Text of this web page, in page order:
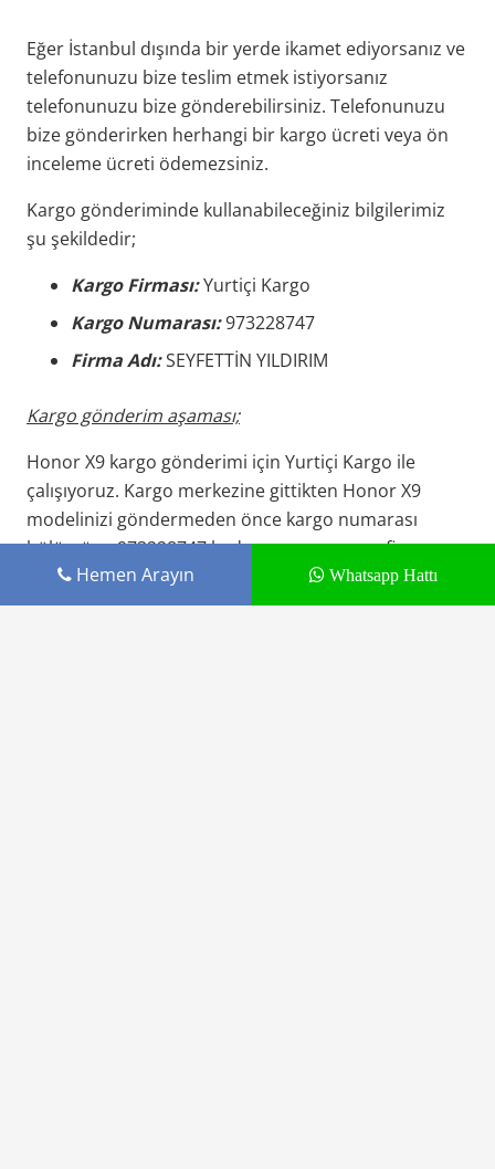
Eğer İstanbul dışında bir yerde ikamet ediyorsanız ve
telefonunuzu bize teslim etmek istiyorsanız
telefonunuzu bize gönderebilirsiniz. Telefonunuzu
bize gönderirken herhangi bir kargo ücreti veya ön
inceleme ücreti ödemezsiniz.
Kargo gönderiminde kullanabileceğiniz bilgilerimiz
şu şekildedir;
Kargo Firması:Yurtiçi Kargo
Kargo Numarası:973228747
Firma Adı:SEYFETTİN YILDIRIM
Kargo gönderim aşaması;
Honor X9 kargo gönderimi için Yurtiçi Kargo ile
çalışıyoruz. Kargo merkezine gittikten Honor X9
modelinizi göndermeden önce kargo numarası
bölümüne 973228747 kodunu yazmanız ve firma
kısmına Budak İthalat yazmanız yeterli olacaktır.
Kargolar tamamen ücretsizdir.
Hemen Arayın Whatsapp Hattı